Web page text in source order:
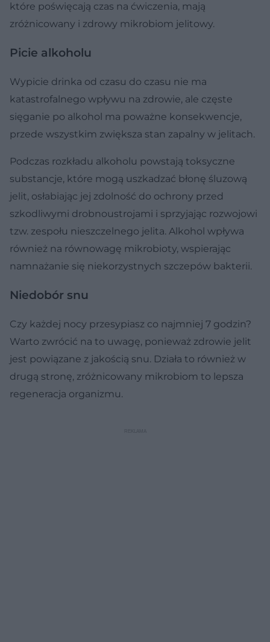
które poświęcają czas na ćwiczenia, mają
zróżnicowany i zdrowy mikrobiom jelitowy.
Picie alkoholu
Wypicie drinka od czasu do czasu nie ma
katastrofalnego wpływu na zdrowie, ale częste
sięganie po alkohol ma poważne konsekwencje,
przede wszystkim zwiększa stan zapalny w jelitach.
Podczas rozkładu alkoholu powstają toksyczne
substancje, które mogą uszkadzać błonę śluzową
jelit, osłabiając jej zdolność do ochrony przed
szkodliwymi drobnoustrojami i sprzyjając rozwojowi
tzw. zespołu nieszczelnego jelita. Alkohol wpływa
również na równowagę mikrobioty, wspierając
namnażanie się niekorzystnych szczepów bakterii.
Niedobór snu
Czy każdej nocy przesypiasz co najmniej 7 godzin?
Warto zwrócić na to uwagę, ponieważ zdrowie jelit
jest powiązane z jakością snu. Działa to również w
drugą stronę, zróżnicowany mikrobiom to lepsza
regeneracja organizmu.